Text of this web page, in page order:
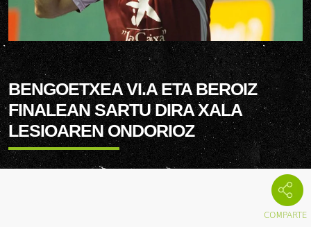
BENGOETXEA VI.A ETA BEROIZ
FINALEAN SARTU DIRA XALA
LESIOAREN ONDORIOZ